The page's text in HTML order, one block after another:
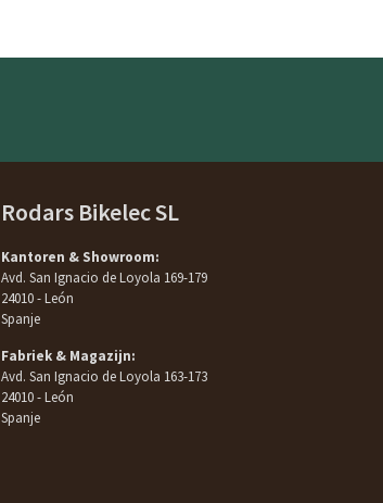
Rodars Bikelec SL
Kantoren & Showroom:
Avd. San Ignacio de Loyola 169-179
24010 - León
Spanje
Fabriek & Magazijn:
Avd. San Ignacio de Loyola 163-173
24010 - León
Spanje